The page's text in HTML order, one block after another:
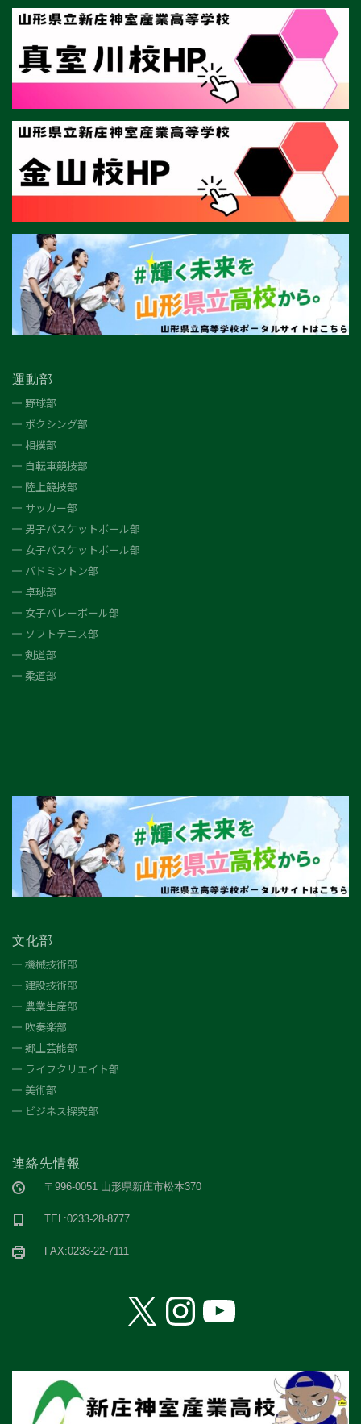
運動部
野球部
ボクシング部
相撲部
自転車競技部
陸上競技部
サッカー部
男子バスケットボール部
女子バスケットボール部
バドミントン部
卓球部
女子バレーボール部
ソフトテニス部
剣道部
柔道部
文化部
機械技術部
建設技術部
農業生産部
吹奏楽部
郷土芸能部
ライフクリエイト部
美術部
ビジネス探究部
連絡先情報
〒996-0051 山形県新庄市松本370
TEL:0233-28-8777
FAX:0233-22-7111
X Instagram
YouTube